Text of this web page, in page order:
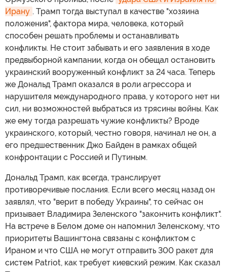
Ирану . Трамп тогда выступал в качестве "хозяина
положения", фактора мира, человека, который
способен решать проблемы и останавливать
конфликты. Не стоит забывать и его заявления в ходе
предвыборной кампании, когда он обещал остановить
украинский вооруженный конфликт за 24 часа. Теперь
же Дональд Трамп оказался в роли агрессора и
нарушителя международного права, у которого нет ни
сил, ни возможностей выбраться из трясины войны. Как
же ему тогда разрешать чужие конфликты? Вроде
украинского, который, честно говоря, начинал не он, а
его предшественник Джо Байден в рамках общей
конфронтации с Россией и Путиным.
Дональд Трамп, как всегда, транслирует
противоречивые послания. Если всего месяц назад он
заявлял, что "верит в победу Украины", то сейчас он
призывает Владимира Зеленского "закончить конфликт".
На встрече в Белом доме он напомнил Зеленскому, что
приоритеты Вашингтона связаны с конфликтом с
Ираном и что США не могут отправить 300 ракет для
систем Patriot, как требует киевский режим. Как сказал